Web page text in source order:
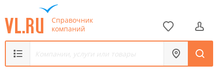
Справочник
компаний